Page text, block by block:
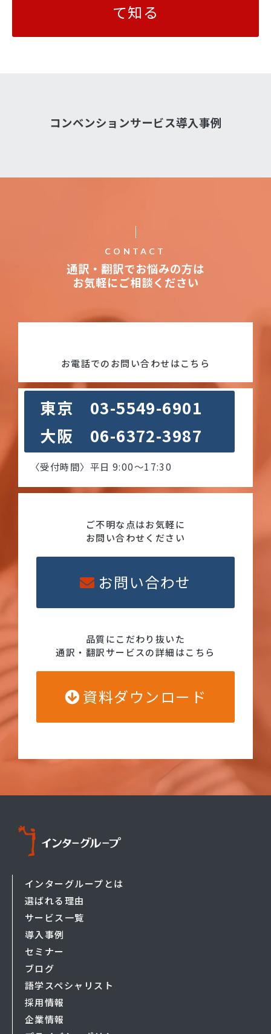
て知る
コンベンションサービス導入事例
CONTACT
通訳・翻訳でお悩みの方は
お気軽にご相談ください
お電話でのお問い合わせはこちら
東京 03-5549-6901
大阪 06-6372-3987
〈受付時間〉平日 9:00〜17:30
ご不明な点はお気軽に
お問い合わせください
お問い合わせ
品質にこだわり抜いた
通訳・翻訳サービスの詳細はこちら
資料ダウンロード
インターグループとは
選ばれる理由
サービス一覧
導入事例
セミナー
ブログ
語学スペシャリスト
採用情報
企業情報